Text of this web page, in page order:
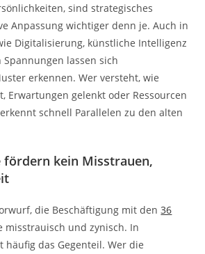
sind strategisches
Anpassung wichtiger denn je. Auch in
Digitalisierung, künstliche Intelligenz
lassen sich
erkennen. Wer versteht, wie
Erwartungen gelenkt oder Ressourcen
schnell Parallelen zu den alten
fördern kein Misstrauen,
die Beschäftigung mit den36
misstrauisch und zynisch. In
häufig das Gegenteil. Wer die